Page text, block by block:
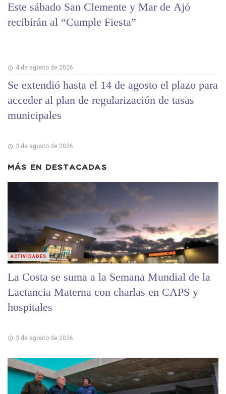
Este sábado San Clemente y Mar de Ajó
recibirán al “Cumple Fiesta”
4 de agosto de 2026
Se extendió hasta el 14 de agosto el plazo para
acceder al plan de regularización de tasas
municipales
3 de agosto de 2026
MÁS EN DESTACADAS
La Costa se suma a la Semana Mundial de la
Lactancia Materna con charlas en CAPS y
hospitales
3 de agosto de 2026
ACTIVIDADES